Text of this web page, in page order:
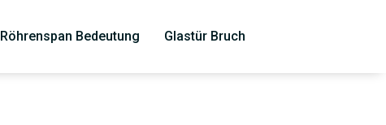
Röhrenspan Bedeutung Glastür Bruch